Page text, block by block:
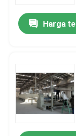
Harga